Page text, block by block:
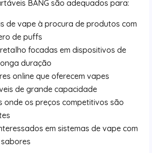
BANG são adequados para:
de vape à procura de produtos com
de puffs
focadas em dispositivos de
duração
online que oferecem vapes
de grande capacidade
onde os preços competitivos são
em sistemas de vape com